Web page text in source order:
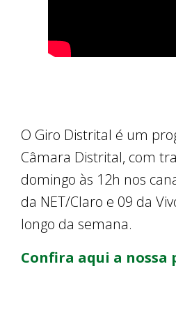
O Giro Distrital é um
Câmara Distrital, com
domingo às 12h nos
da NET/Claro e 09 da
longo da semana.
Confira aqui a nossa